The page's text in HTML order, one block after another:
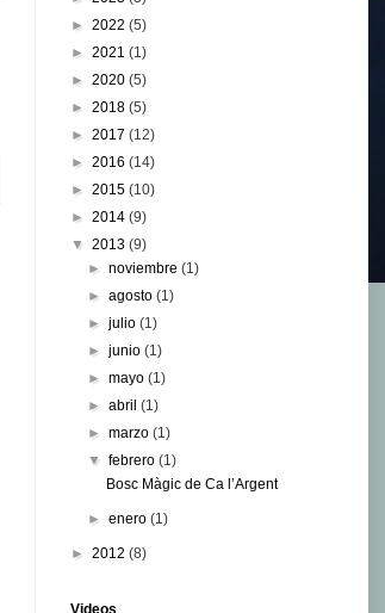
► 2022 (5)
► 2021 (1)
► 2020 (5)
► 2018 (5)
► 2017 (12)
► 2016 (14)
► 2015 (10)
► 2014 (9)
▼ 2013 (9)
►noviembre(1)
►agosto(1)
►julio(1)
►junio(1)
►mayo(1)
►abril(1)
►marzo(1)
▼febrero(1)
Bosc Màgic de Ca l’Argent
►enero(1)
► 2012 (8)
Videos